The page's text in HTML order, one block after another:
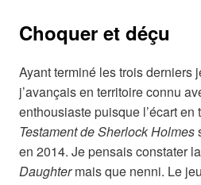
Choquer et déçu
Ayant terminé les trois derniers
j’avançais en territoire connu
enthousiaste puisque l’écart
Testament de Sherlock Holmes
en 2014. Je pensais constater
Daughtermais que nenni. Le